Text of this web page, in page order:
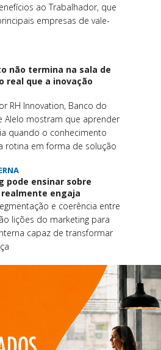
ao Trabalhador, que
empresas de vale-
não termina na sala de
real que a inovação
RH Innovation, Banco do
Alelo mostram que aprender
quando o conhecimento
rotina em forma de solução
pode ensinar sobre
engaja
e coerência entre
lições do marketing para
capaz de transformar